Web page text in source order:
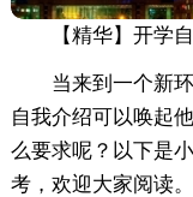
【精华】开学
当来到一个新
自我介绍可以唤起
么要求呢？以下是
考，欢迎大家阅读。